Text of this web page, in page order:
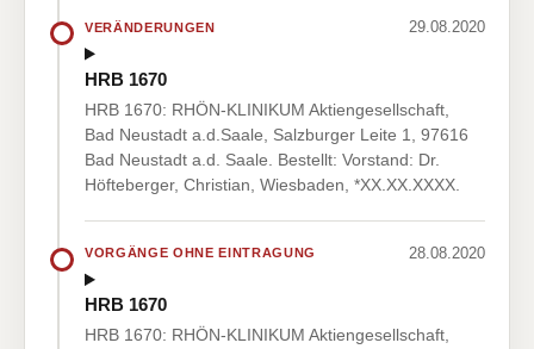
VERÄNDERUNGEN 29.08.2020
HRB 1670
HRB 1670: RHÖN-KLINIKUM Aktiengesellschaft,
Bad Neustadt a.d.Saale, Salzburger Leite 1, 97616
Bad Neustadt a.d. Saale. Bestellt: Vorstand: Dr.
Höfteberger, Christian, Wiesbaden, *XX.XX.XXXX.
VORGÄNGE OHNE EINTRAGUNG 28.08.2020
HRB 1670
HRB 1670: RHÖN-KLINIKUM Aktiengesellschaft,